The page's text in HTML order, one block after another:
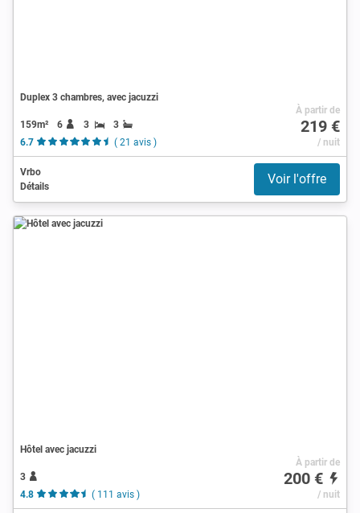
Duplex 3 chambres, avec jacuzzi
159m² 6 3
3
6.7
( 21 avis )
À partir de
219 €
/ nuit
Vrbo
Détails
Voir l'offre
Hôtel avec jacuzzi
3
4.8
( 111 avis )
À partir de
200 €
/ nuit